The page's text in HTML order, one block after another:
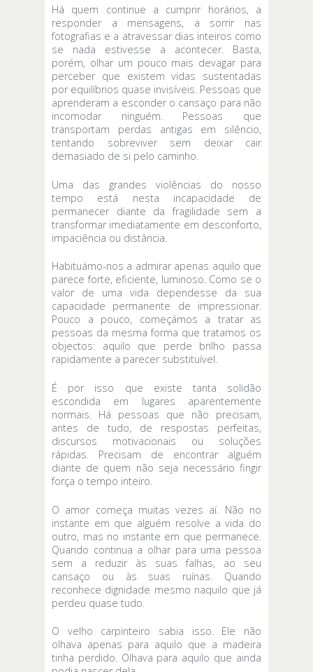
Há quem continue a cumprir horários, a
responder a mensagens, a sorrir nas
fotografias e a atravessar dias inteiros como
se nada estivesse a acontecer. Basta,
porém, olhar um pouco mais devagar para
perceber que existem vidas sustentadas
por equilíbrios quase invisíveis. Pessoas que
aprenderam a esconder o cansaço para não
incomodar ninguém. Pessoas que
transportam perdas antigas em silêncio,
tentando sobreviver sem deixar cair
demasiado de si pelo caminho.
Uma das grandes violências do nosso
tempo está nesta incapacidade de
permanecer diante da fragilidade sem a
transformar imediatamente em desconforto,
impaciência ou distância.
Habituámo-nos a admirar apenas aquilo que
parece forte, eficiente, luminoso. Como se o
valor de uma vida dependesse da sua
capacidade permanente de impressionar.
Pouco a pouco, começámos a tratar as
pessoas da mesma forma que tratamos os
objectos: aquilo que perde brilho passa
rapidamente a parecer substituível.
É por isso que existe tanta solidão
escondida em lugares aparentemente
normais. Há pessoas que não precisam,
antes de tudo, de respostas perfeitas,
discursos motivacionais ou soluções
rápidas. Precisam de encontrar alguém
diante de quem não seja necessário fingir
força o tempo inteiro.
O amor começa muitas vezes aí. Não no
instante em que alguém resolve a vida do
outro, mas no instante em que permanece.
Quando continua a olhar para uma pessoa
sem a reduzir às suas falhas, ao seu
cansaço ou às suas ruínas. Quando
reconhece dignidade mesmo naquilo que já
perdeu quase tudo.
O velho carpinteiro sabia isso. Ele não
olhava apenas para aquilo que a madeira
tinha perdido. Olhava para aquilo que ainda